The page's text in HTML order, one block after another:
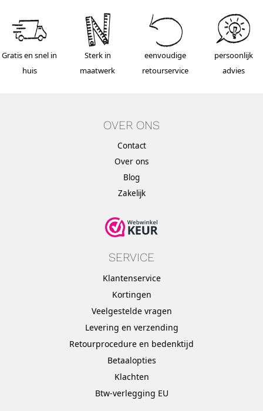
Gratis en snel in
huis
Sterk in
maatwerk
eenvoudige
retourservice
persoonlijk
advies
OVER ONS
Contact
Over ons
Blog
Zakelijk
SERVICE
Klantenservice
Kortingen
Veelgestelde vragen
Levering en verzending
Retourprocedure en bedenktijd
Betaalopties
Klachten
Btw-verlegging EU